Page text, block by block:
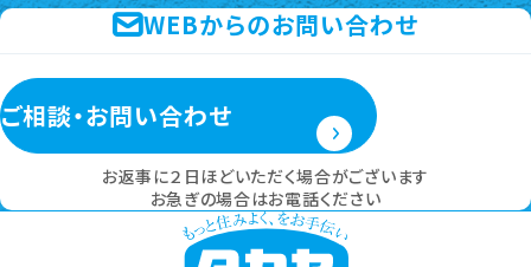
WEBからのお問い合わせ
ご相談・お問い合わせ
お返事に２日ほどいただく場合がございます
お急ぎの場合はお電話ください